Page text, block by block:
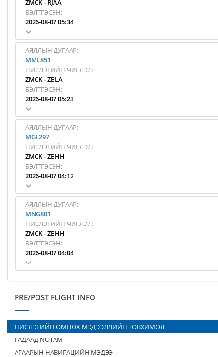
ZMCK- RJAA
БЭЛТГЭСЭН:
2026-08-07 05:34
АЯЛЛЫН ДУГААР:
MML851
НИСЛЭГИЙН ЧИГЛЭЛ:
ZMCK-ZBLA
БЭЛТГЭСЭН:
2026-08-07 05:23
АЯЛЛЫН ДУГААР:
MGL297
НИСЛЭГИЙН ЧИГЛЭЛ:
ZMCK-ZBHH
БЭЛТГЭСЭН:
2026-08-07 04:12
АЯЛЛЫН ДУГААР:
MNG801
НИСЛЭГИЙН ЧИГЛЭЛ:
ZMCK-ZBHH
БЭЛТГЭСЭН:
2026-08-07 04:04
PRE/POST FLIGHT INFO
НИСЛЭГИЙН ӨМНӨХ МЭДЭЭЛЛИЙН ТОВХИМОЛ
ГАДААД NOTAM
АГААРЫН НАВИГАЦИЙН МЭДЭЭ